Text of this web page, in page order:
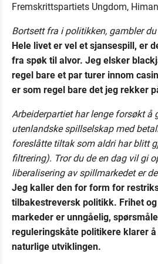
Fremskrittspartiets Ungdom,
Bortsett fra i politikken, gambler du
Hele livet er vel et sjansespill, er
fra spøk til alvor. Jeg elsker
regel bare et par turer innom
er som regel bare det jeg rekker
Arbeiderpartiet har lenge forsøkt å
utenlandske spillselskap med
foreslåtte tiltak som aldri har blitt
filtrering). Tror du de en dag vil gi
liberalisering av spillmarkedet er
Jeg kaller den for form for
tilbakestreversk politikk. Frihet
markeder er unngåelig,
reguleringskåte politikere klarer
naturlige utviklingen.